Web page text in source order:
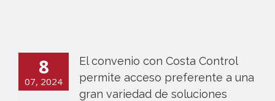
8
07, 2024
El convenio con Costa Control
permite acceso preferente a una
gran variedad de soluciones